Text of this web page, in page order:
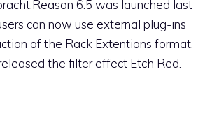
6.5 was launched last
can now use external plug-ins
of the Rack Extentions format.
the filter effect Etch Red.